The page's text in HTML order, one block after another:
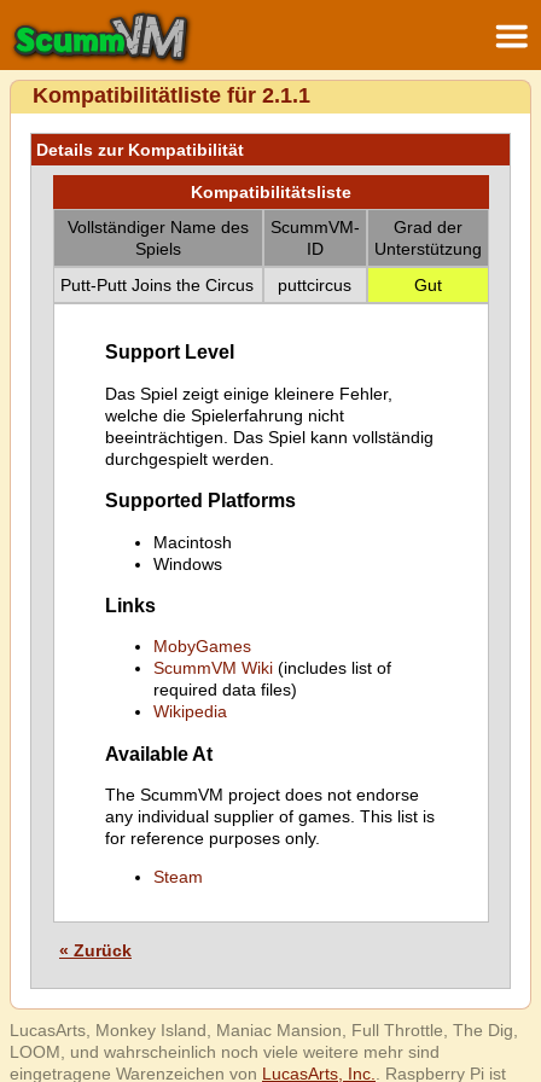
Kompatibilitätliste für 2.1.1
Details zur Kompatibilität
Kompatibilitätsliste
Vollständiger Name des
Spiels
ScummVM-
ID
Grad der
Unterstützung
Putt-Putt Joins the Circus
puttcircus Gut
Support Level
Das Spiel zeigt einige kleinere Fehler,
welche die Spielerfahrung nicht
beeinträchtigen. Das Spiel kann vollständig
durchgespielt werden.
Supported Platforms
Macintosh
Windows
Links
MobyGames
ScummVM Wiki(includes list of
required data files)
Wikipedia
Available At
The ScummVM project does not endorse
any individual supplier of games. This list is
for reference purposes only.
Steam
« Zurück
LucasArts, Monkey Island, Maniac Mansion, Full Throttle, The Dig,
LOOM, und wahrscheinlich noch viele weitere mehr sind
eingetragene Warenzeichen von LucasArts, Inc. . Raspberry Pi ist